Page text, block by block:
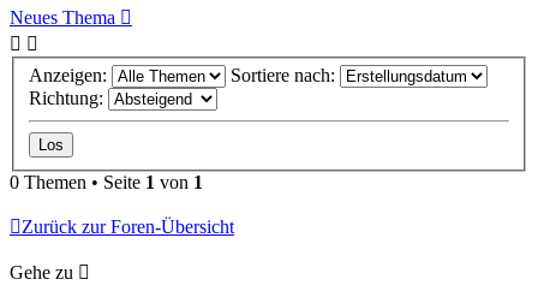
Neues Thema
Anzeigen:
Sortiere nach:
Richtung:
0 Themen • Seite 1 von 1
Zurück zur Foren-Übersicht
Gehe zu